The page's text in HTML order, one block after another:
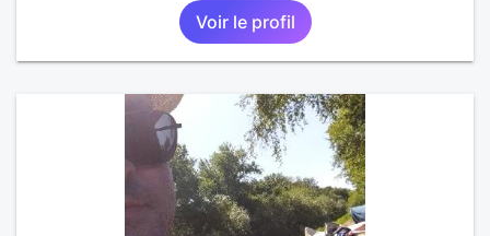
Voir le profil